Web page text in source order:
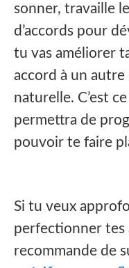
sonner, travaille
d’accords pour
tu vas améliorer
accord à un autre
naturelle. C’est
permettra de
pouvoir te faire
Si tu veux
perfectionner tes
recommande de